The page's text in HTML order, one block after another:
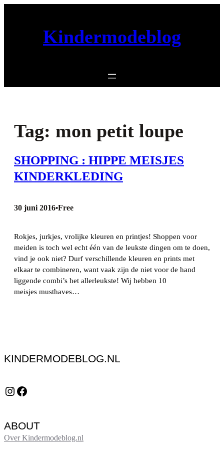
Kindermodeblog
Tag: mon petit loupe
SHOPPING : HIPPE MEISJES
KINDERKLEDING
30 juni 2016•Free
Rokjes, jurkjes, vrolijke kleuren en printjes! Shoppen voor
meiden is toch wel echt één van de leukste dingen om te doen,
vind je ook niet? Durf verschillende kleuren en prints met
elkaar te combineren, want vaak zijn de niet voor de hand
liggende combi’s het allerleukste! Wij hebben 10
meisjes musthaves…
KINDERMODEBLOG.NL
Instagram Facebook
ABOUT
Over Kindermodeblog.nl